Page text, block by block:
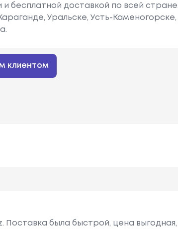
бесплатной доставкой по всей
Уральске, Усть-Каменогорске,
клиентом
Поставка была быстрой, цена выгодная,